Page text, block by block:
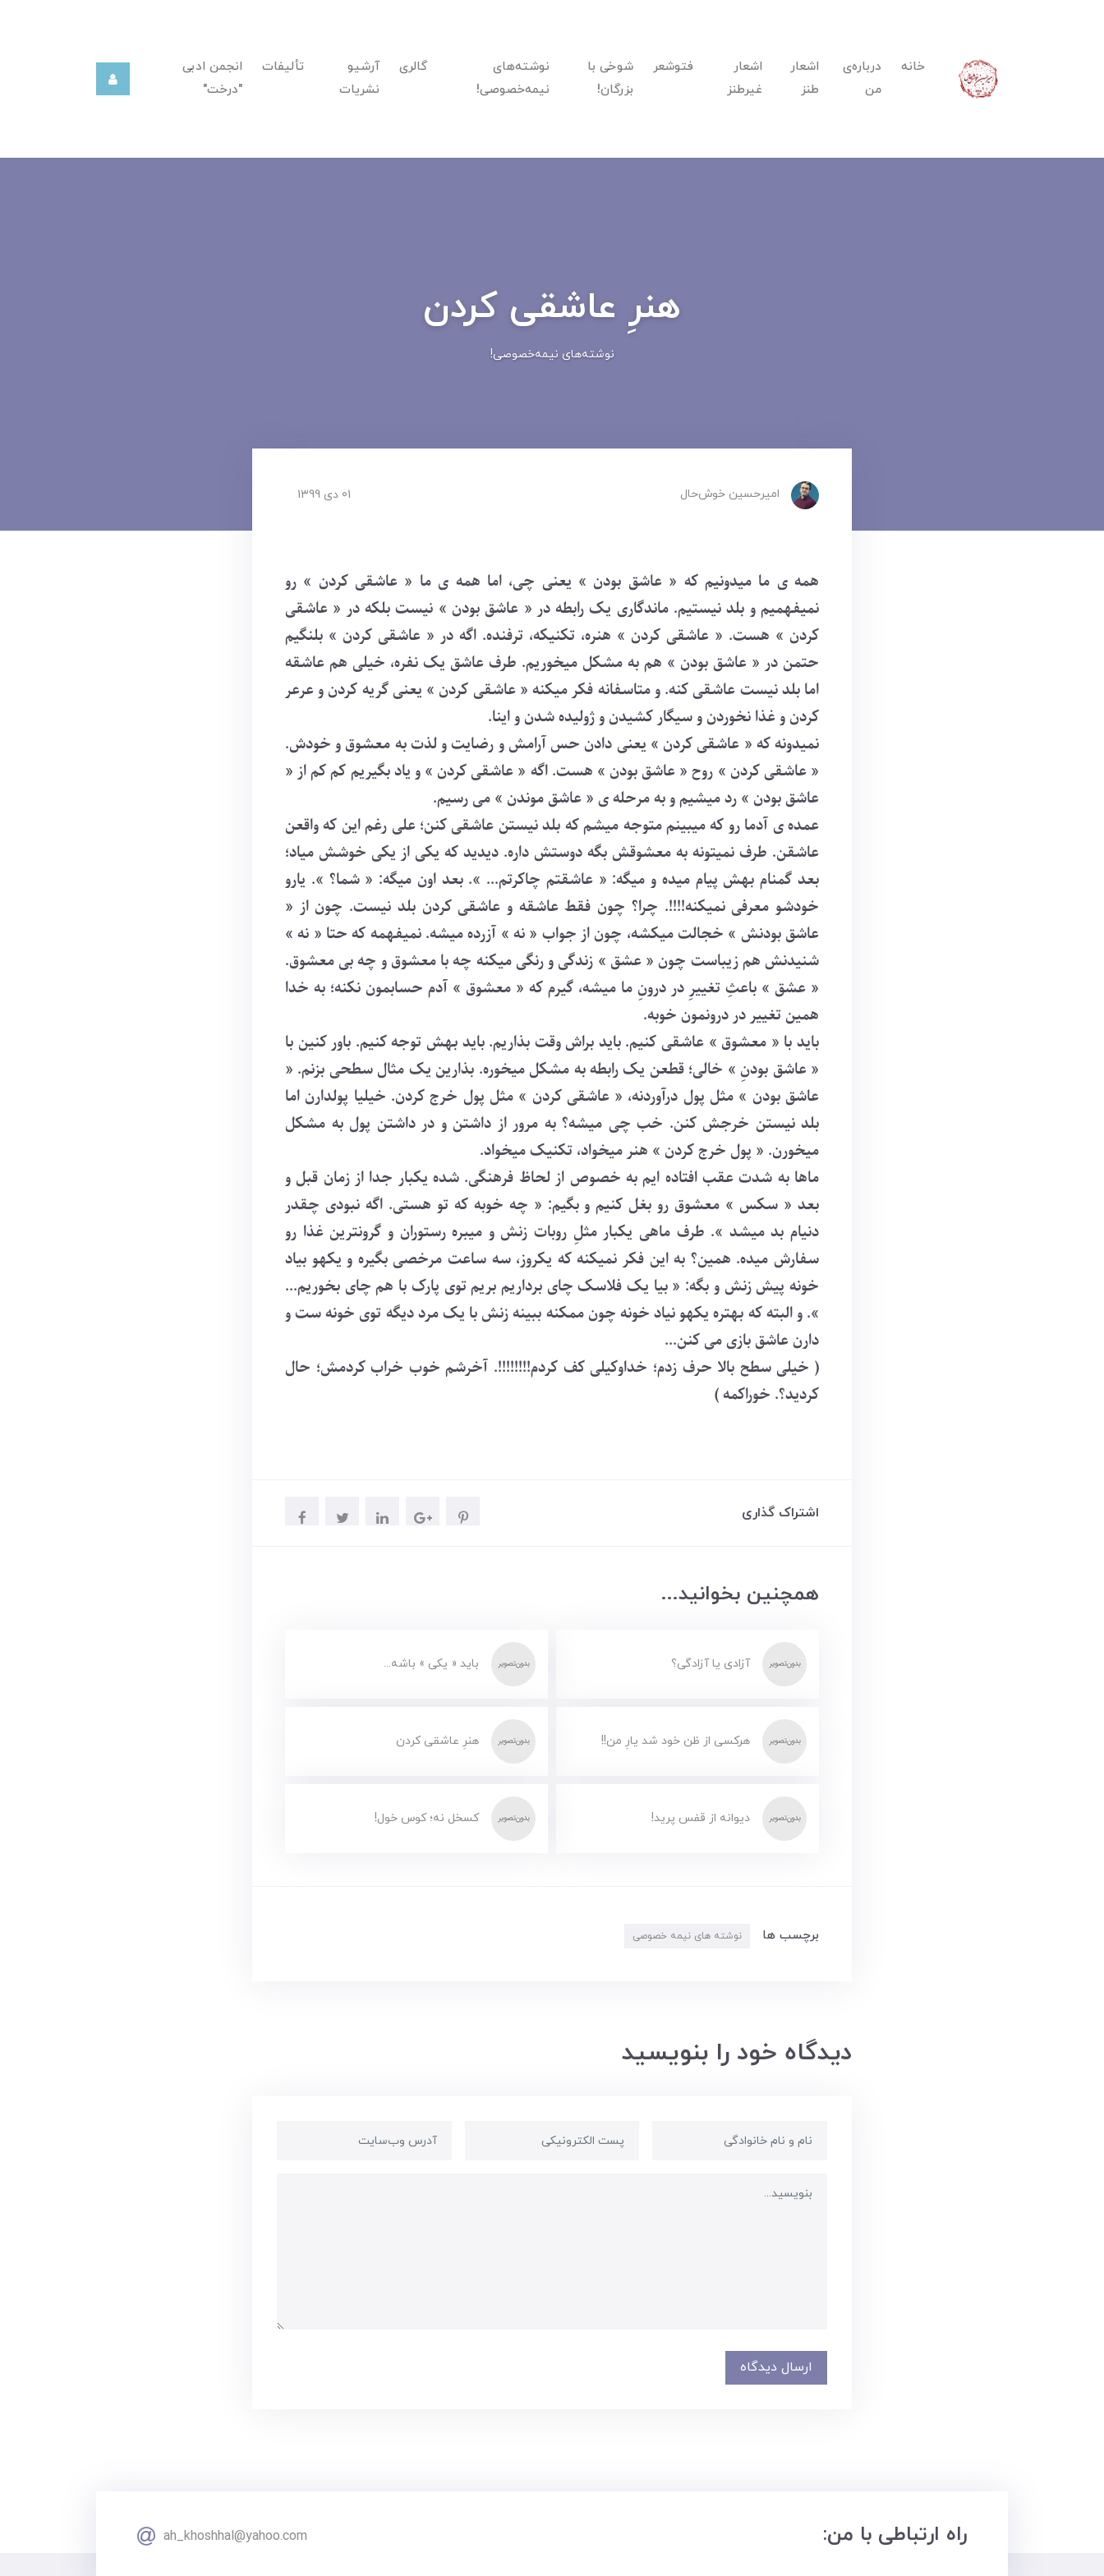
خانه
درباره‌ی
من
اشعار
طنز
اشعار
غیرطنز
فتوشعر
شوخی با
بزرگان!
نوشته‌های
نیمه‌خصوصی!
گالری
آرشیو
نشریات
تألیفات
انجمن ادبی
"درخت"
هنرِ عاشقی کردن
نوشته‌های نیمه‌خصوصی!
امیرحسین ‌خوش‌حال 01 دی 1399
همه ی ما میدونیم که « عاشق بودن » یعنی چی، اما همه ی ما « عاشقی کردن » رو
نمیفهمیم و بلد نیستیم. ماندگاری یک رابطه در « عاشق بودن » نیست بلکه در « عاشقی
کردن » هست. « عاشقی کردن » هنره، تکنیکه، ترفنده. اگه در « عاشقی کردن » بلنگیم
حتمن در « عاشق بودن » هم به مشکل میخوریم. طرف عاشق یک نفره، خیلی هم عاشقه
اما بلد نیست عاشقی کنه. و متاسفانه فکر میکنه « عاشقی کردن » یعنی گریه کردن و عرعر
کردن و غذا نخوردن و سیگار کشیدن و ژولیده شدن و اینا.
نمیدونه که « عاشقی کردن » یعنی دادن حس آرامش و رضایت و لذت به معشوق و خودش.
« عاشقی کردن » روح « عاشق بودن » هست. اگه « عاشقی کردن » و یاد بگیریم کم کم از «
عاشق بودن » رد میشیم و به مرحله ی « عاشق موندن » می رسیم.
عمده ی آدما رو که میبینم متوجه میشم که بلد نیستن عاشقی کنن؛ علی رغم این که واقعن
عاشقن. طرف نمیتونه به معشوقش بگه دوستش داره. دیدید که یکی از یکی خوشش میاد؛
بعد گمنام بهش پیام میده و میگه: « عاشقتم چاکرتم... ». بعد اون میگه: « شما؟ ». یارو
خودشو معرفی نمیکنه!!!!. چرا؟ چون فقط عاشقه و عاشقی کردن بلد نیست. چون از «
عاشق بودنش » خجالت میکشه، چون از جواب « نه » آزرده میشه. نمیفهمه که حتا « نه »
شنیدنش هم زیباست چون « عشق » زندگی و رنگی میکنه چه با معشوق و چه بی معشوق.
« عشق » باعثِ تغییرِ در درونِ ما میشه، گیرم که « معشوق » آدم حسابمون نکنه؛ به خدا
همین تغییر در درونمون خوبه.
باید با « معشوق » عاشقی کنیم. باید براش وقت بذاریم. باید بهش توجه کنیم. باور کنین با
« عاشق بودنِ » خالی؛ قطعن یک رابطه به مشکل میخوره. بذارین یک مثال سطحی بزنم. «
عاشق بودن » مثل پول درآوردنه، « عاشقی کردن » مثل پول خرج کردن. خیلیا پولدارن اما
بلد نیستن خرجش کنن. خب چی میشه؟ به مرور از داشتن و در داشتن پول به مشکل
میخورن. « پول خرج کردن » هنر میخواد، تکنیک میخواد.
ماها به شدت عقب افتاده ایم به خصوص از لحاظ فرهنگی. شده یکبار جدا از زمان قبل و
بعد « سکس » معشوق رو بغل کنیم و بگیم: « چه خوبه که تو هستی. اگه نبودی چقدر
دنیام بد میشد ». طرف ماهی یکبار مثلِ روبات زنش و میبره رستوران و گرونترین غذا رو
سفارش میده. همین؟ به این فکر نمیکنه که یکروز، سه ساعت مرخصی بگیره و یکهو بیاد
خونه پیش زنش و بگه: « بیا یک فلاسک چای برداریم بریم توی پارک با هم چای بخوریم...
». و البته که بهتره یکهو نیاد خونه چون ممکنه ببینه زنش با یک مرد دیگه توی خونه ست و
دارن عاشق بازی می کنن...
( خیلی سطح بالا حرف زدم؛ خداوکیلی کف کردم!!!!!!!!. آخرشم خوب خراب کردمش؛ حال
کردید؟. خوراکمه )
اشتراک گذاری
همچنین بخوانید...
آزادی یا آزادگی؟ باید « یکی » باشه...
هرکسی از ظن خود شد یارِ من!! هنرِ عاشقی کردن
دیوانه از قفس پرید! کسخل نه؛ کوس خول!
برچسب ها نوشته های نیمه خصوصی
دیدگاه خود را بنویسید
ارسال دیدگاه
راه ارتباطی با من: ah_khoshhal@yahoo.com